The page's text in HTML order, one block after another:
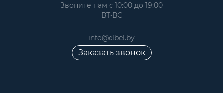
Звоните нам с 10:00 до 19:00
ВТ-ВС
info@elbel.by
Заказать звонок